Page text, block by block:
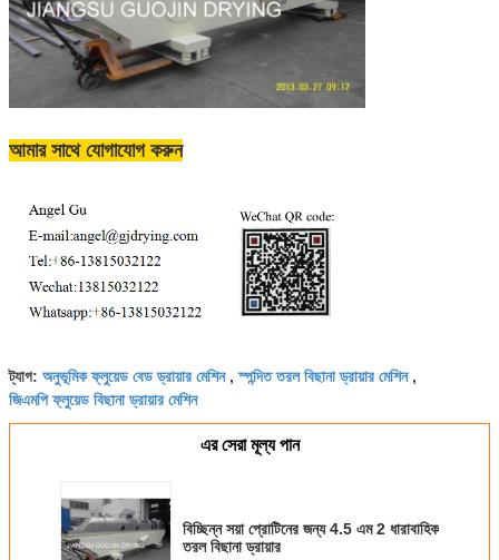
আমার সাথে যোগাযোগ করুন
ট্যাগ: অনুভূমিক ফ্লুয়েড বেড ড্রায়ার মেশিন,স্পন্দিত তরল বিছানা ড্রায়ার মেশিন,
জিএমপি ফ্লুয়েড বিছানা ড্রায়ার মেশিন
এর সেরা মূল্য পান
বিচ্ছিন্ন সয়া প্রোটিনের জন্য 4.5 এম 2 ধারাবাহিক
তরল বিছানা ড্রায়ার